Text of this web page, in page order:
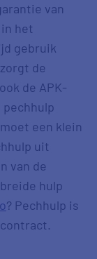
van
het
gebruik
de
de APK-
een klein
uit
van de
hulp
? Pechhulp is